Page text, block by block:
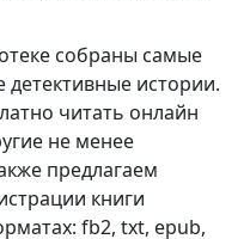
собраны самые
детективные истории.
читать онлайн
не менее
предлагаем
книги
fb2, txt, epub,